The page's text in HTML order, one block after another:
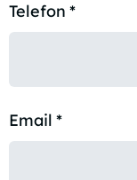
Telefon *
Email *